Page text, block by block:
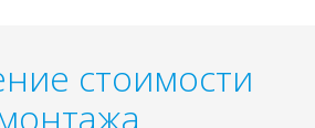
стоимости